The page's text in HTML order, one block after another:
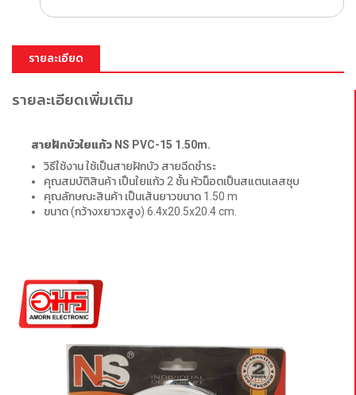
รายละเอียด
รายละเอียดเพิ่มเติม
สายฝักบัวใยแก้ว NS PVC-15 1.50m.
วิธีใช้งาน ใช้เป็นสายฝักบัว สายฉีดชำระ
คุณสมบัติสินค้า เป็นใยแก้ว 2 ชั้น หัวน็อตเป็นสแตนเลสชุบ
คุณลักษณะสินค้า เป็นเส้นยาวขนาด 1.50 m
ขนาด (กว้างxยาวxสูง) 6.4x20.5x20.4 cm.